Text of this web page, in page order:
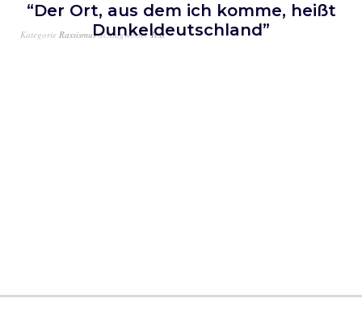
“Der Ort, aus dem ich komme, heißt
Dunkeldeutschland”
Kategorie Rassismus SchlagwörterText